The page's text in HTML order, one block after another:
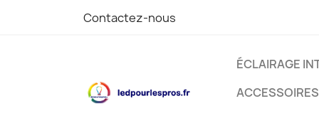
Contactez-nous
ÉCLAIRAGE